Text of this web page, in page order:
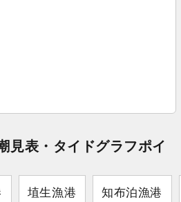
見表・タイドグラフポイ
埴生漁港 知布泊漁港